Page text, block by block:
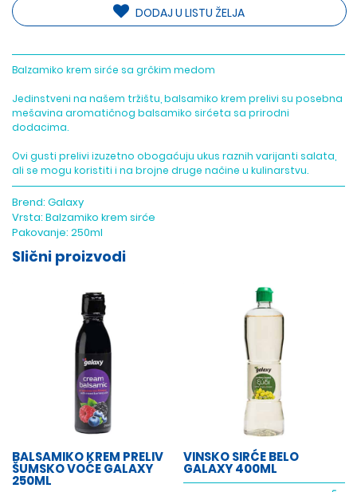
DODAJ U LISTU ŽELJA
Balzamiko krem sirće sa grčkim medom
Jedinstveni na našem tržištu, balsamiko krem prelivi su posebna
mešavina aromatičnog balsamiko sirćeta sa prirodni
dodacima.
Ovi gusti prelivi izuzetno obogaćuju ukus raznih varijanti salata,
ali se mogu koristiti i na brojne druge načine u kulinarstvu.
Brend:Galaxy
Vrsta:Balzamiko krem sirće
Pakovanje:250ml
Slični proizvodi
BALSAMIKO KREM PRELIV
ŠUMSKO VOĆE GALAXY
250ML
VINSKO SIRĆE BELO
GALAXY 400ML